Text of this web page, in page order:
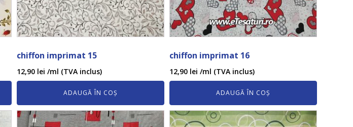
chiffon imprimat 15
12,90 lei /ml (TVA inclus)
ADAUGĂ ÎN COȘ
chiffon imprimat 16
12,90 lei /ml (TVA inclus)
ADAUGĂ ÎN COȘ